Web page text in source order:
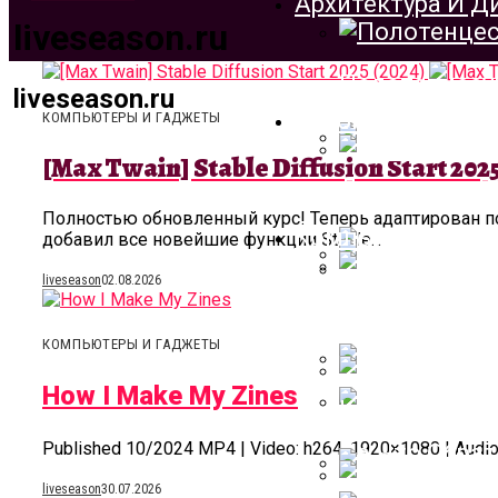
liveseason.ru
liveseason.ru
Держатель
Материала
На Что
Строительство
Крыльцо Из
Компьютеры И
КОМПЬЮТЕРЫ И ГАДЖЕТЫ
[Max Twain] Stable Diffusion Start
Полностью обновленный курс! Теперь адаптирован
добавил все новейшие функции Stable...
liveseason02.08.2026
КОМПЬЮТЕРЫ И ГАДЖЕТЫ
How I Make My Zines
Published 10/2024 MP4 | Video: h264, 1920×1080 |
liveseason30.07.2026